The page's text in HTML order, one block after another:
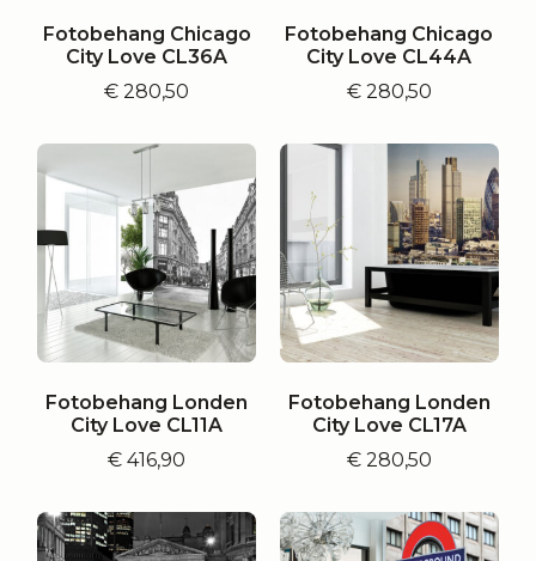
Fotobehang Chicago
City Love CL36A
€ 280,50
Fotobehang Chicago
City Love CL44A
€280,50
Fotobehang Londen
City Love CL11A
€ 416,90
Fotobehang Londen
City Love CL17A
€280,50